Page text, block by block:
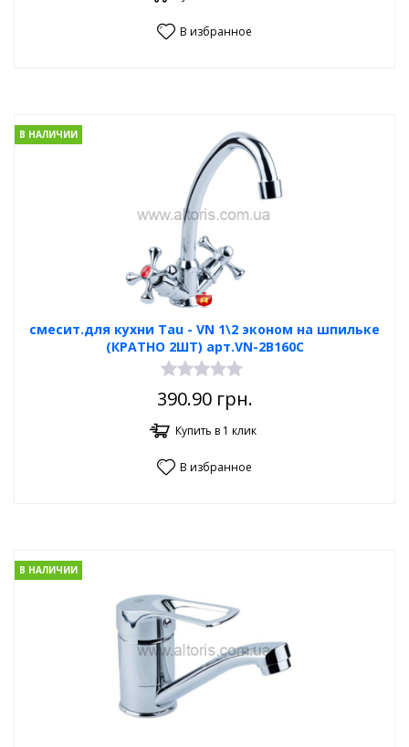
В избранное
смесит.для кухни Tau - VN 1\2 эконом на шпильке
(КРАТНО 2ШТ) арт.VN-2B160C
В НАЛИЧИИ
390.90грн.
Купить в 1 клик
В избранное
В НАЛИЧИИ